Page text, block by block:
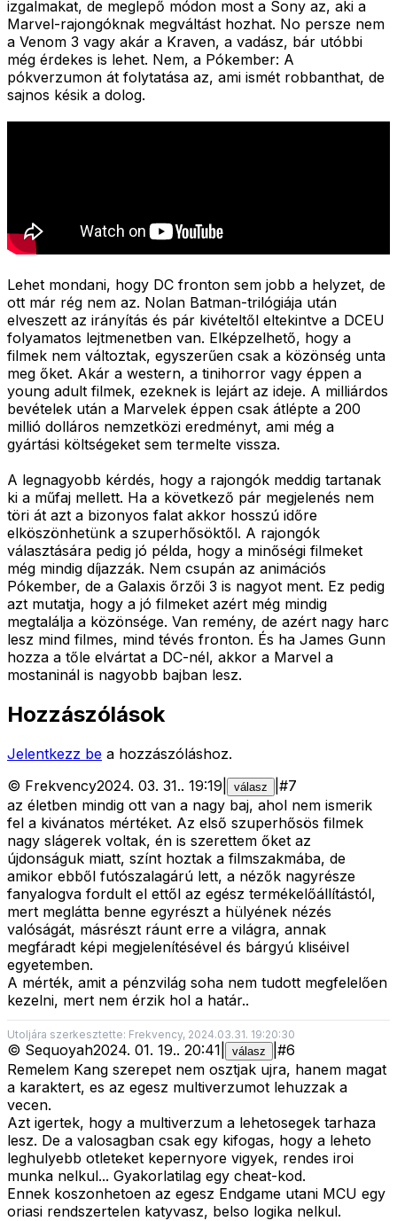
izgalmakat, de meglepő módon most a Sony az, aki a
Marvel-rajongóknak megváltást hozhat. No persze nem
a Venom 3 vagy akár a Kraven, a vadász, bár utóbbi
még érdekes is lehet. Nem, a Pókember: A
pókverzumon át folytatása az, ami ismét robbanthat, de
sajnos késik a dolog.
Lehet mondani, hogy DC fronton sem jobb a helyzet, de
ott már rég nem az. Nolan Batman-trilógiája után
elveszett az irányítás és pár kivételtől eltekintve a DCEU
folyamatos lejtmenetben van. Elképzelhető, hogy a
filmek nem változtak, egyszerűen csak a közönség unta
meg őket. Akár a western, a tinihorror vagy éppen a
young adult filmek, ezeknek is lejárt az ideje. A milliárdos
bevételek után a Marvelek éppen csak átlépte a 200
millió dolláros nemzetközi eredményt, ami még a
gyártási költségeket sem termelte vissza.
A legnagyobb kérdés, hogy a rajongók meddig tartanak
ki a műfaj mellett. Ha a következő pár megjelenés nem
töri át azt a bizonyos falat akkor hosszú időre
elköszönhetünk a szuperhősöktől. A rajongók
választására pedig jó példa, hogy a minőségi filmeket
még mindig díjazzák. Nem csupán az animációs
Pókember, de a Galaxis őrzői 3 is nagyot ment. Ez pedig
azt mutatja, hogy a jó filmeket azért még mindig
megtalálja a közönsége. Van remény, de azért nagy harc
lesz mind filmes, mind tévés fronton. És ha James Gunn
hozza a tőle elvártat a DC-nél, akkor a Marvel a
mostaninál is nagyobb bajban lesz.
Hozzászólások
Jelentkezz be a hozzászóláshoz.
© Frekvency2024. 03. 31.. 19:19 válasz #7
az életben mindig ott van a nagy baj, ahol nem ismerik
fel a kivánatos mértéket. Az első szuperhősös filmek
nagy slágerek voltak, én is szerettem őket az
újdonságuk miatt, színt hoztak a filmszakmába, de
amikor ebből futószalagárú lett, a nézők nagyrésze
fanyalogva fordult el ettől az egész termékelőállítástól,
mert meglátta benne egyrészt a hülyének nézés
valóságát, másrészt ráunt erre a világra, annak
megfáradt képi megjelenítésével és bárgyú kliséivel
egyetemben.
A mérték, amit a pénzvilág soha nem tudott megfelelően
kezelni, mert nem érzik hol a határ..
Utoljára szerkesztette: Frekvency, 2024.03.31. 19:20:30
© Sequoyah2024. 01. 19.. 20:41 válasz #6
Remelem Kang szerepet nem osztjak ujra, hanem magat
a karaktert, es az egesz multiverzumot lehuzzak a
vecen.
Azt igertek, hogy a multiverzum a lehetosegek tarhaza
lesz. De a valosagban csak egy kifogas, hogy a leheto
leghulyebb otleteket kepernyore vigyek, rendes iroi
munka nelkul... Gyakorlatilag egy cheat-kod.
Ennek koszonhetoen az egesz Endgame utani MCU egy
oriasi rendszertelen katyvasz, belso logika nelkul.